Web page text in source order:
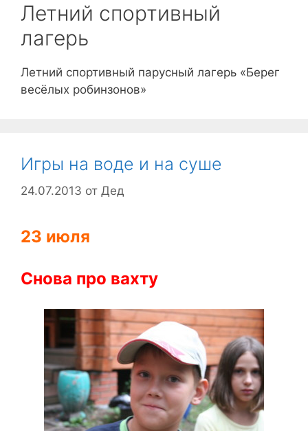
Летний спортивный
лагерь
Летний спортивный парусный лагерь «Берег
весёлых робинзонов»
Игры на воде и на суше
24.07.2013 от Дед
23 июля
Снова про вахту